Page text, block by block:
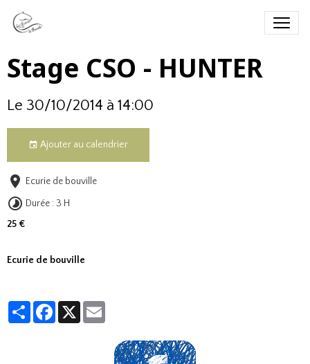
Stage CSO - HUNTER
Le 30/10/2014 à 14:00
Ajouter au calendrier
Ecurie de bouville
Durée : 3 H
25 €
Ecurie de bouville
PartagerFacebook
X